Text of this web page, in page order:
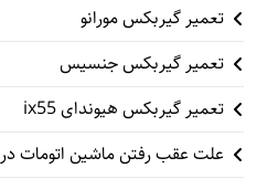
تعمیر گیربکس مورانو
تعمیر گیربکس جنسیس
تعمیر گیربکس هیوندای ix55
علت عقب رفتن ماشین اتومات در